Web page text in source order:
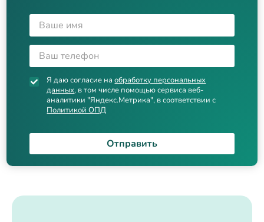
Я даю согласие наобработку персональных
данных, в том числе помощью сервиса веб-
аналитики "Яндекс.Метрика", в соответствии с
Политикой ОПД
Отправить